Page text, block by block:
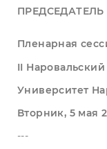
Пленарная
II
Университет
Вторник, 5 мая
---